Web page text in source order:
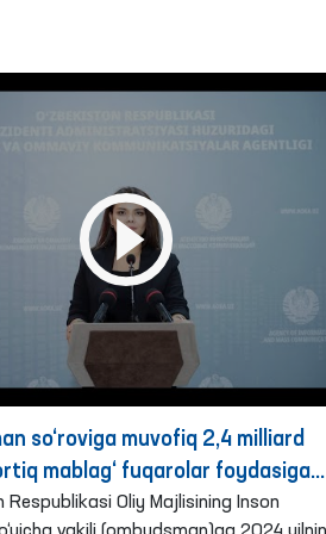
so‘roviga muvofiq 2,4 milliard
mablag‘ fuqarolar foydasiga
Respublikasi Oliy Majlisining Inson